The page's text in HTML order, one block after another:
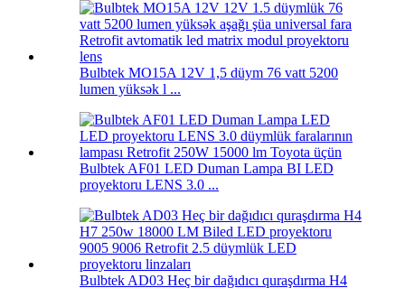
Bulbtek MO15A 12V 1,5 düym 76 vatt 5200
lumen yüksək l ...
Bulbtek AF01 LED Duman Lampa BI LED
proyektoru LENS 3.0 ...
Bulbtek AD03 Heç bir dağıdıcı quraşdırma H4